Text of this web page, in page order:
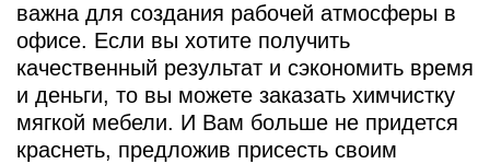
важна для создания рабочей атмосферы в
офисе. Если вы хотите получить
качественный результат и сэкономить время
и деньги, то вы можете заказать химчистку
мягкой мебели. И Вам больше не придется
краснеть, предложив присесть своим